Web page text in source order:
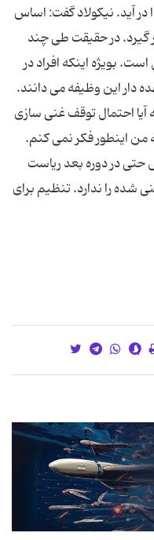
آید. نیکولاد گفت: اساس
گیرد. در حقیقت طی چند
بویژه اینکه افراد در
دار این وظیفه می دانند.
احتمال توقف غنی سازی
من اینطور فکر نمی کنم.
حتی در دوره بعد ریاست
شده را ندارد. تنظیم برای